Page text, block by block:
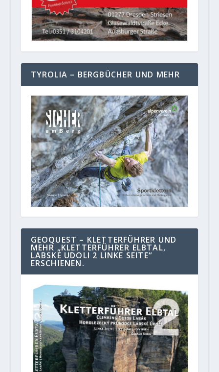
TYROLIA – BERGBÜCHER UND MEHR
GEOQUEST – KLETTERFÜHRER UND
MEHR „KLETTERFÜHRER ELBTAL,
LABSKE UDOLI 2 LINKE SEITE“
ERSCHIENEN.